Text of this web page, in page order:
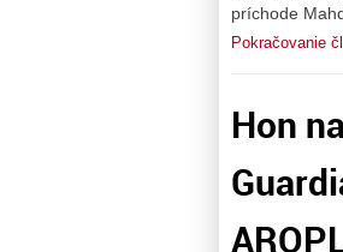
príchode
Pokračovanie
Hon